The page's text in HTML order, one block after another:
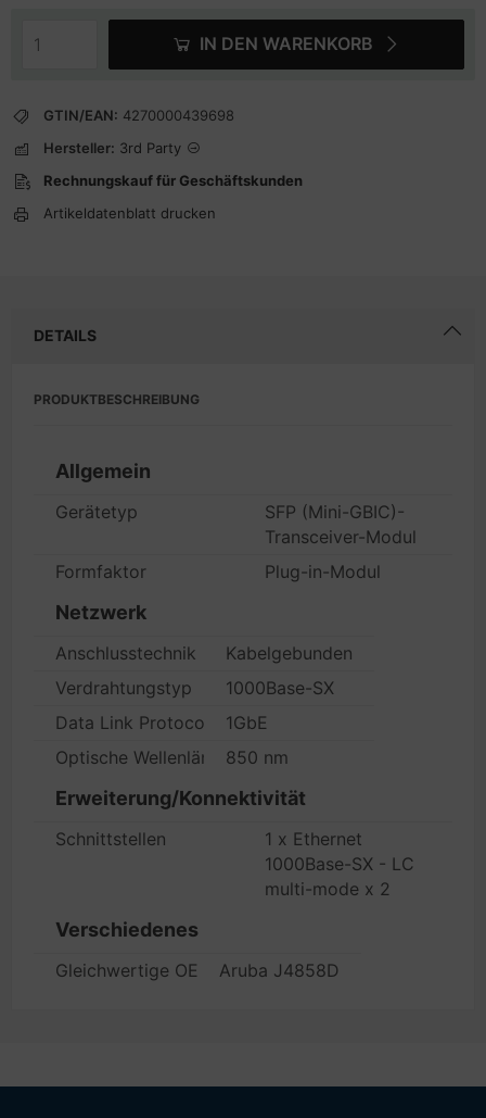
IN DEN WARENKORB
GTIN/EAN: 4270000439698
Hersteller: 3rd Party
Rechnungskauf für Geschäftskunden
Artikeldatenblatt drucken
DETAILS
PRODUKTBESCHREIBUNG
Allgemein
Gerätetyp
SFP (Mini-GBIC)-
Transceiver-Modul
Formfaktor
Plug-in-Modul
Netzwerk
Anschlusstechnik
Kabelgebunden
Verdrahtungstyp
1000Base-SX
Data Link Protocol
1GbE
Optische Wellenlänge850 nm
Erweiterung/Konnektivität
Schnittstellen
1 x Ethernet
1000Base-SX - LC
multi-mode x 2
Verschiedenes
Gleichwertige OEM-Herstellerteilenummer
Aruba J4858D